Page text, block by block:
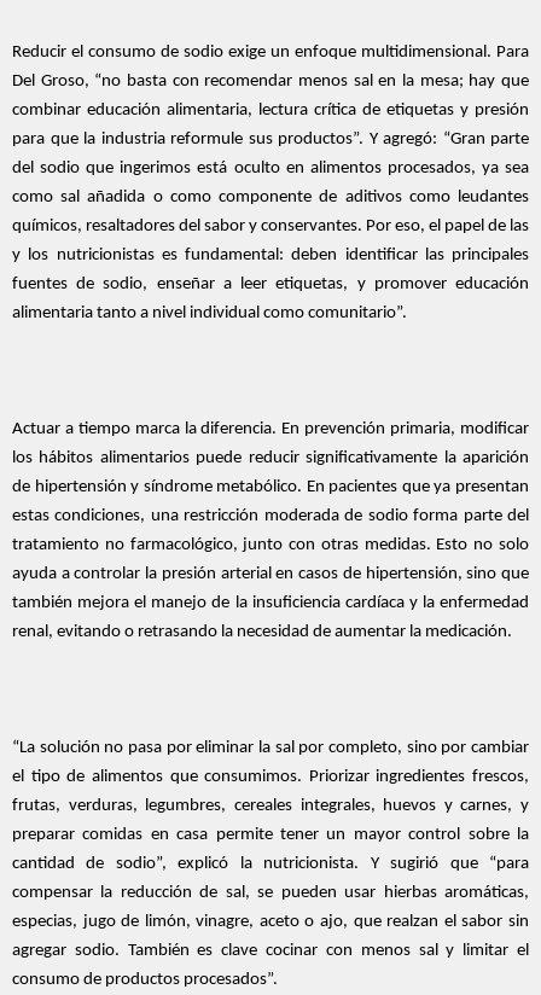
Reducir el consumo de sodio exige un enfoque multidimensional. Para
Del Groso, “no basta con recomendar menos sal en la mesa; hay que
combinar educación alimentaria, lectura crítica de etiquetas y presión
para que la industria reformule sus productos”. Y agregó: “Gran parte
del sodio que ingerimos está oculto en alimentos procesados, ya sea
como sal añadida o como componente de aditivos como leudantes
químicos, resaltadores del sabor y conservantes. Por eso, el papel de las
y los nutricionistas es fundamental: deben identificar las principales
fuentes de sodio, enseñar a leer etiquetas, y promover educación
alimentaria tanto a nivel individual como comunitario”.
Actuar a tiempo marca la diferencia. En prevención primaria, modificar
los hábitos alimentarios puede reducir significativamente la aparición
de hipertensión y síndrome metabólico. En pacientes que ya presentan
estas condiciones, una restricción moderada de sodio forma parte del
tratamiento no farmacológico, junto con otras medidas. Esto no solo
ayuda a controlar la presión arterial en casos de hipertensión, sino que
también mejora el manejo de la insuficiencia cardíaca y la enfermedad
renal, evitando o retrasando la necesidad de aumentar la medicación.
“La solución no pasa por eliminar la sal por completo, sino por cambiar
el tipo de alimentos que consumimos. Priorizar ingredientes frescos,
frutas, verduras, legumbres, cereales integrales, huevos y carnes, y
preparar comidas en casa permite tener un mayor control sobre la
cantidad de sodio”, explicó la nutricionista. Y sugirió que “para
compensar la reducción de sal, se pueden usar hierbas aromáticas,
especias, jugo de limón, vinagre, aceto o ajo, que realzan el sabor sin
agregar sodio. También es clave cocinar con menos sal y limitar el
consumo de productos procesados”.